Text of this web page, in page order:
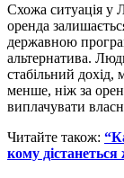
Схожа ситуація у
оренда
державною
альтернатива.
стабільний дохід,
менше, ніж за
виплачувати
Читайте також:
кому